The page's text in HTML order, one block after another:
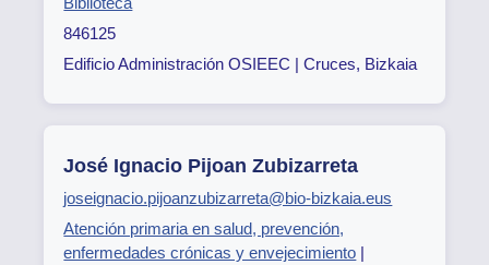
846125
Edificio Administración OSIEEC | Cruces, Bizkaia
José Ignacio Pijoan Zubizarreta
joseignacio.pijoanzubizarreta@bio-bizkaia.eus
Atención primaria en salud, prevención,
enfermedades crónicas y envejecimiento |